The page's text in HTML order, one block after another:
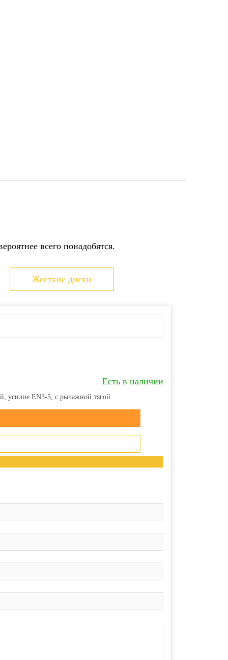
при получении товара
сайт
доставки можно ознакомиться
всего понадобятся.
Жесткие диски
Есть в наличии
усилие EN3-5, с рычажной тягой